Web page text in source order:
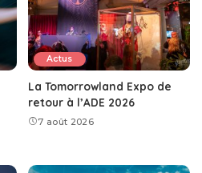
Actus
La Tomorrowland Expo de
retour à l’ADE 2026
7 août 2026